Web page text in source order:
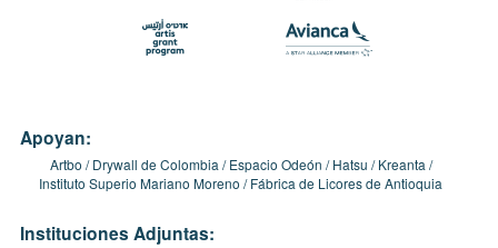
Apoyan:
Artbo Drywall de Colombia Espacio Odeón Hatsu
Kreanta
Instituto Superio Mariano Moreno
Fábrica de Licores de Antioquia
Instituciones Adjuntas: